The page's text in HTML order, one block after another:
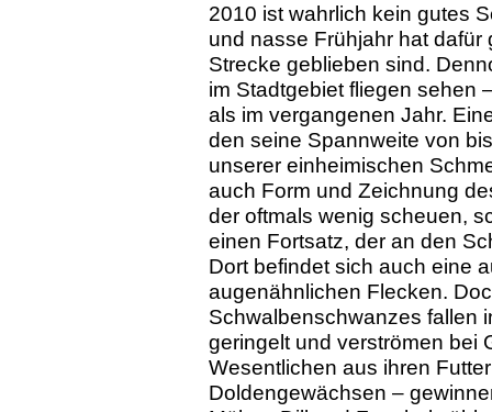
2010 ist wahrlich kein gutes
und nasse Frühjahr hat
Strecke geblieben sind.
im Stadtgebiet fliegen sehen
als im vergangenen Jahr.
den seine Spannweite von
unserer einheimischen
auch Form und Zeichnung
der oftmals wenig scheuen,
einen Fortsatz, der an den
Dort befindet sich auch eine
augenähnlichen Flecken.
Schwalbenschwanzes fallen
geringelt und verströmen bei
Wesentlichen aus ihren
Doldengewächsen –